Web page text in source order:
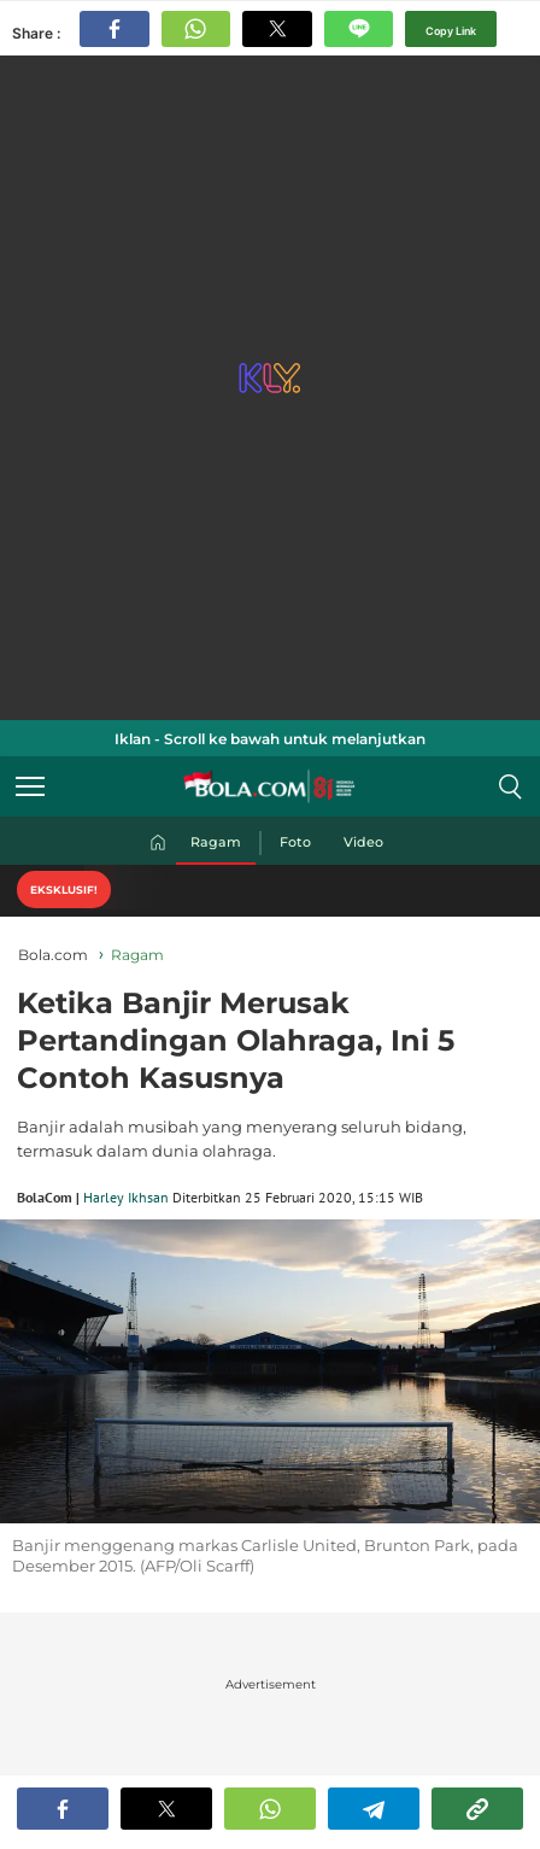
Share : Copy Link
Iklan - Scroll ke bawah untuk melanjutkan
Ragam Foto Video
EKSKLUSIF!
Bola.com Ragam
Ketika Banjir Merusak
Pertandingan Olahraga, Ini 5
Contoh Kasusnya
Banjir adalah musibah yang menyerang seluruh bidang,
termasuk dalam dunia olahraga.
BolaCom | Harley Ikhsan Diterbitkan 25 Februari 2020, 15:15 WIB
Banjir menggenang markas Carlisle United, Brunton Park, pada
Desember 2015. (AFP/Oli Scarff)
Advertisement